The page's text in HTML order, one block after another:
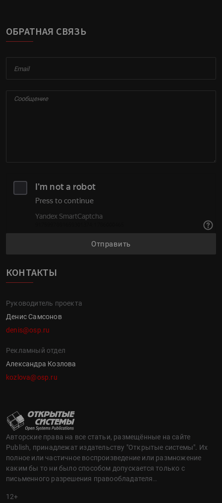
ОБРАТНАЯ СВЯЗЬ
Отправить
КОНТАКТЫ
Руководитель проекта
Денис Самсонов
denis@osp.ru
Рекламный отдел
Александра Козлова
kozlova@osp.ru
Авторские права на все статьи, размещённые на сайте
Publish, принадлежат издательству "Открытые системы". Их
полное или частичное воспроизведение или размножение
каким бы то ни было способом допускается только с
письменного разрешения правообладателя..
12+